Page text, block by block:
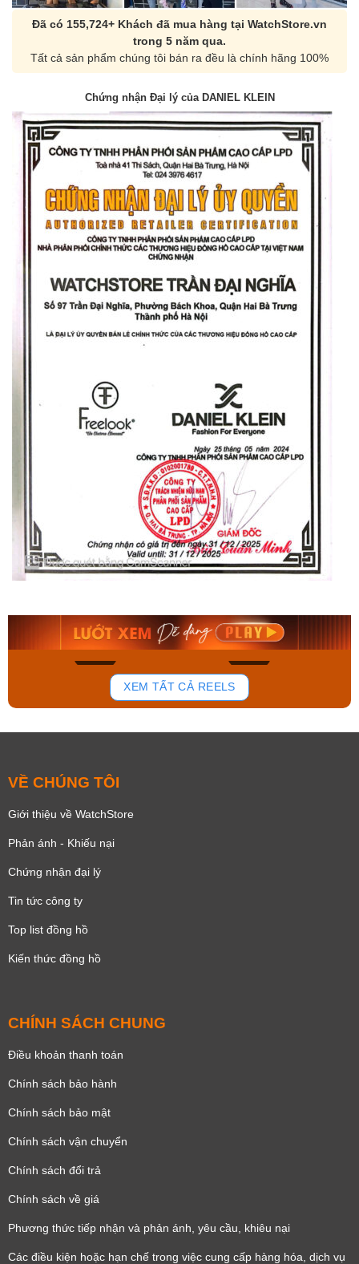
Đã có 155,724+ Khách đã mua hàng tại WatchStore.vn
trong 5 năm qua.
Tất cả sản phẩm chúng tôi bán ra đều là chính hãng 100%
Chứng nhận Đại lý của DANIEL KLEIN
166
Orient Nam RA-
Mua ngay
Casio Nam MTS-
Mua ngay
XEM TẤT CẢ REELS
VỀ CHÚNG TÔI
Giới thiệu về WatchStore
Phản ánh - Khiếu nại
Chứng nhận đại lý
Tin tức công ty
Top list đồng hồ
Kiến thức đồng hồ
CHÍNH SÁCH CHUNG
Điều khoản thanh toán
Chính sách bảo hành
Chính sách bảo mật
Chính sách vận chuyển
Chính sách đổi trả
Chính sách về giá
Phương thức tiếp nhận và phản ánh, yêu cầu, khiêu nại
Các điều kiện hoặc hạn chế trong việc cung cấp hàng hóa, dịch vụ